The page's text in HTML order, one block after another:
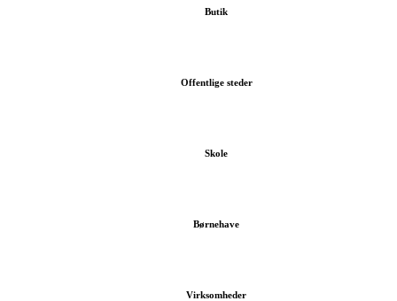
Butik
Offentlige steder
Skole
Børnehave
Virksomheder